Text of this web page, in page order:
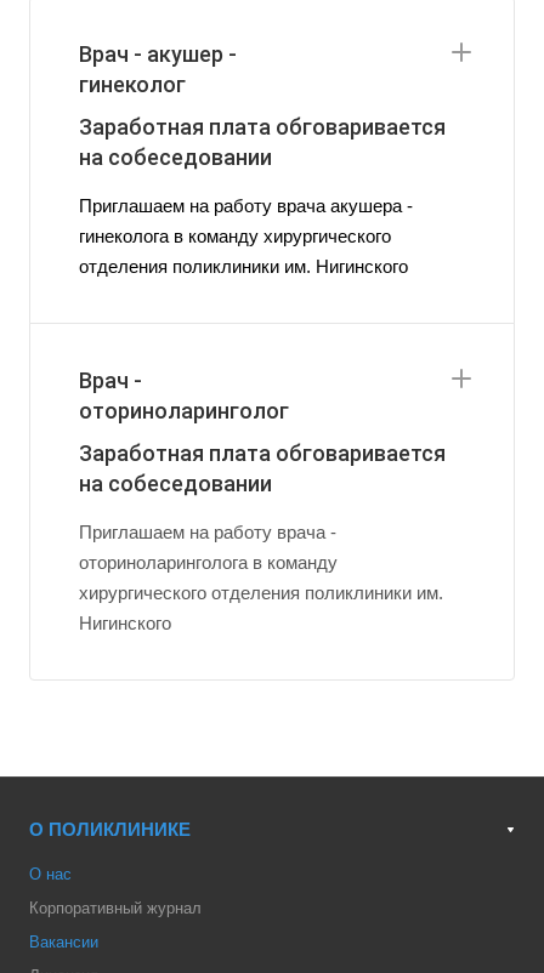
Врач - акушер -
гинеколог
Заработная плата обговаривается
на собеседовании
Приглашаем на работу врача акушера -
гинеколога в команду хирургического
отделения поликлиники им. Нигинского
Врач -
оториноларинголог
Заработная плата обговаривается
на собеседовании
Приглашаем на работу врача -
оториноларинголога в команду
хирургического отделения поликлиники им.
Нигинского
О ПОЛИКЛИНИКЕ
О нас
Корпоративный журнал
Вакансии